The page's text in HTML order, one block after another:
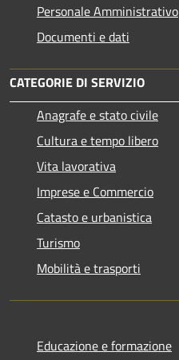
Personale Amministrativo
Documenti e dati
CATEGORIE DI SERVIZIO
Anagrafe e stato civile
Cultura e tempo libero
Vita lavorativa
Imprese e Commercio
Catasto e urbanistica
Turismo
Mobilità e trasporti
Educazione e formazione